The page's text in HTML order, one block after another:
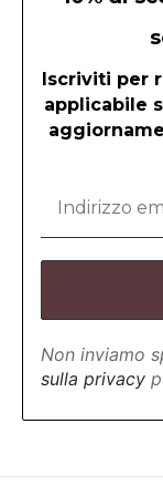
Iscriviti per
applicabile
Non inviamo
sulla privacy